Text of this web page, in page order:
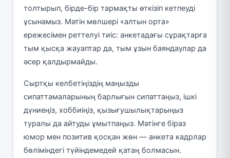
толтырып, бірде-бір тармақты өткізіп кетпеуді
ұсынамыз. Мәтін мөлшері «алтын орта»
ережесімен реттелуі тиіс: анкетадағы сұрақтарға
тым қысқа жауаптар да, тым ұзын баяндаулар да
әсер қалдырмайды.
Сыртқы келбетіңіздің маңызды
сипаттамаларының барлығын сипаттаңыз, ішкі
дүниеңіз, хоббиіңіз, қызығушылықтарыңыз
туралы да айтуды ұмытпаңыз. Мәтінге біраз
юмор мен позитив қосқан жөн — анкета кадрлар
бөліміндегі түйіндемедей қатаң болмасын.